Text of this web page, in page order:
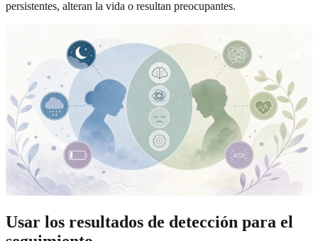
persistentes, alteran la vida o resultan preocupantes.
Usar los resultados de detección para el